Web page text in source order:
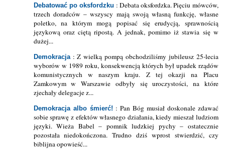
Debatować po oksfordzku : Debata oksfordzka. Pięciu mówców,
trzech doradców – wszyscy mają swoją własną funkcję, własne
poletko, na którym mogą popisać się erudycją, sprawnością
językową oraz ciętą ripostą. A jednak, pomimo iż stawia się w
dużej...
Demokracja: Z wielką pompą obchodziliśmy jubileusz 25-lecia
wyborów w 1989 roku, konsekwencją których był upadek rządów
komunistycznych w naszym kraju. Z tej okazji na Placu
Zamkowym w Warszawie odbyły się uroczystości, na które
zjechały delegacje z...
Demokracja albo śmierć! : Pan Bóg musiał doskonale zdawać
sobie sprawę z efektów własnego działania, kiedy mieszał ludziom
języki. Wieża Babel – pomnik ludzkiej pychy – ostatecznie
pozostała niedokończona. Trudno dziś wprost stwierdzić, czy
biblijna opowieść...